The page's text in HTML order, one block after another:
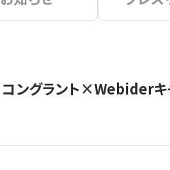
コングラント×Webiderキ